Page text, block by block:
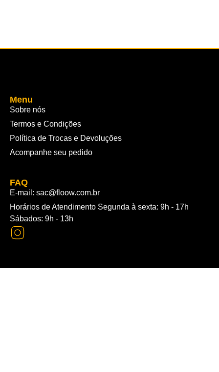
Menu
Sobre nós
Termos e Condições
Política de Trocas e Devoluções
Acompanhe seu pedido
FAQ
E-mail: sac@floow.com.br
Horários de Atendimento Segunda à sexta: 9h - 17h
Sábados: 9h - 13h